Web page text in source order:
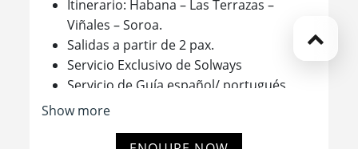
Itinerario: Habana – Las Terrazas –
Viñales – Soroa.
Salidas a partir de 2 pax.
Servicio Exclusivo de Solways
Servicio de Guía español/ portugués
(otros idiomas on request)
Show more